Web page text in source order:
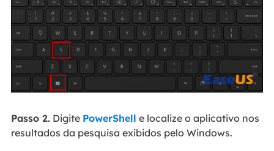
Passo 2.Digite PowerShell e localize o aplicativo nos
resultados da pesquisa exibidos pelo Windows.